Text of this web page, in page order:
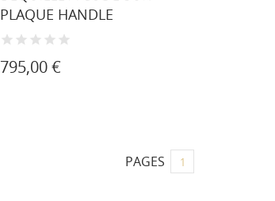
PLAQUE HANDLE
795,00 €
PAGES 1